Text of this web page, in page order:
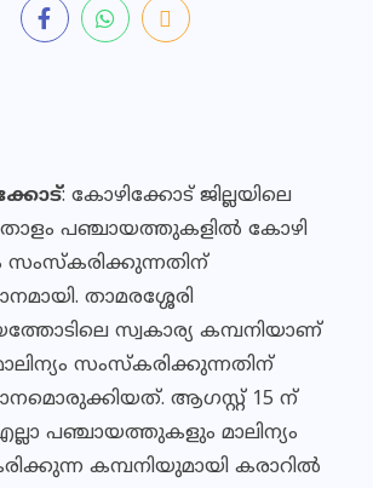
: കോഴിക്കോട് ജില്ലയിലെ
പഞ്ചായത്തുകളില്‍ കോഴി
സംസ്‌കരിക്കുന്നതിന്
താമരശ്ശേരി
സ്വകാര്യ കമ്പനിയാണ്
സംസ്‌കരിക്കുന്നതിന്
ആഗസ്റ്റ് 15 ന്
പഞ്ചായത്തുകളും മാലിന്യം
കമ്പനിയുമായി കരാറില്‍